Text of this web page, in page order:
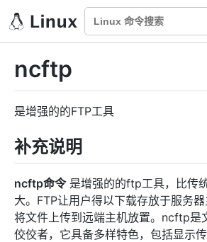
ncftp
是增强的的FTP工具
补充说明
ncftp命令是增强的的ftp工具，比传
大。FTP让用户得以下载存放于服务
将文件上传到远端主机放置。ncftp是
佼佼者，它具备多样特色，包括显示